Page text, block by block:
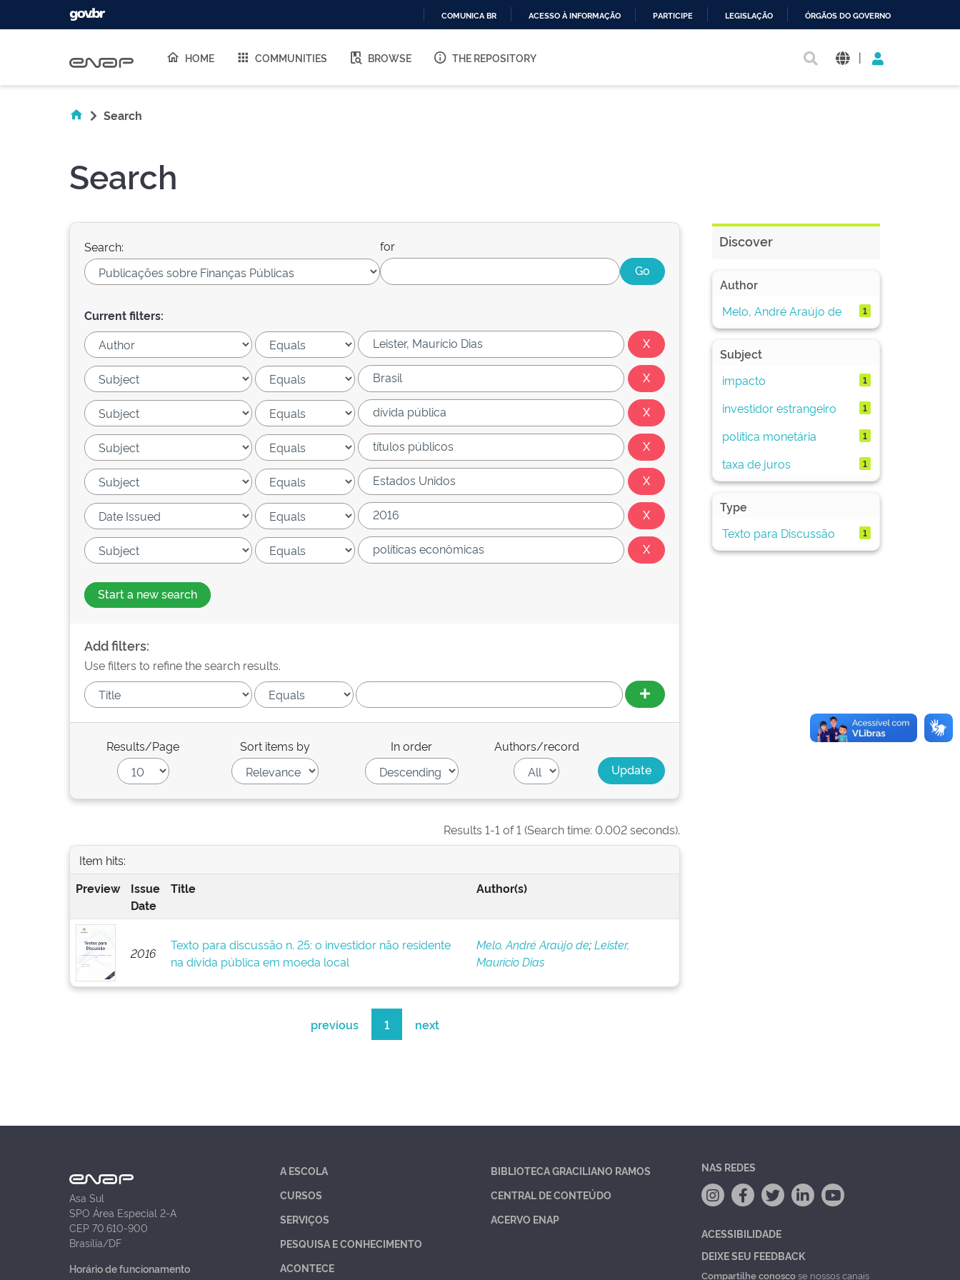
O
COMUNICA BR ACESSO À INFORMAÇÃO PARTICIPE LEGISLAÇÃO ÓRGÃOS DO GOVERNO
HOME COMMUNITIES BROWSE THE REPOSITORY |
Search
Search
Search: for
Current filters:
Start a new search
Add filters:
Use filters to refine the search results.
Results/Page Sort items by In order Authors/record
Results 1-1 of 1 (Search time: 0.002 seconds).
Item hits:
Preview
Issue
Date
Title Author(s)
2016
Texto para discussão n. 25: o investidor não residente
na dívida pública em moeda local
Melo, André Araújo de;Leister,
Maurício Dias
previous 1 next
Discover
Author
Melo, André Araújo de
1
Subject
impacto
1
investidor estrangeiro 1
política monetária 1
taxa de juros 1
Type
Texto para Discussão
1
Asa Sul
SPO Área Especial 2-A
CEP 70.610-900
Brasília/DF
Horário de funcionamento
A ESCOLA
CURSOS
SERVIÇOS
PESQUISA E CONHECIMENTO
ACONTECE
BIBLIOTECA GRACILIANO RAMOS
CENTRAL DE CONTEÚDO
ACERVO ENAP
NAS REDES
ACESSIBILIDADE
DEIXE SEU FEEDBACK
Compartilhe conoscose nossos canais